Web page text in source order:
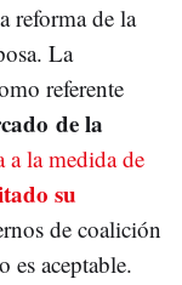
reforma de la
La
referente
de la
a la medida de
su
de coalición
es aceptable.